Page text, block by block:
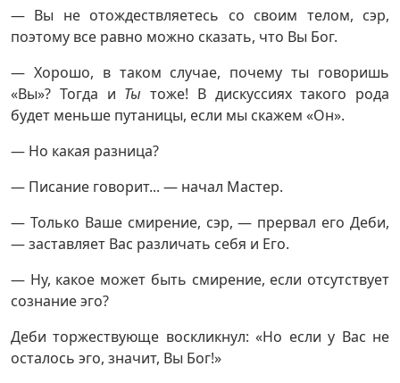
— Вы не отождествляетесь со своим телом, сэр,
поэтому все равно можно сказать, что Вы Бог.
— Хорошо, в таком случае, почему ты говоришь
«Вы»? Тогда и Ты тоже! В дискуссиях такого рода
будет меньше путаницы, если мы скажем «Он».
— Но какая разница?
— Писание говорит... — начал Мастер.
— Только Ваше смирение, сэр, — прервал его Деби,
— заставляет Вас различать себя и Его.
— Ну, какое может быть смирение, если отсутствует
сознание эго?
Деби торжествующе воскликнул: «Но если у Вас не
осталось эго, значит, Вы Бог!»